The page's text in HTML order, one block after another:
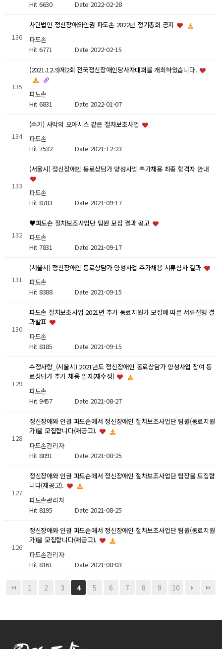
Hit 6630 Date 2022-02-28
136
사단법인 정신장애와인권 파도손 2022년 정기총회 공지
파도손
Hit 6771 Date 2022-02-15
135
(2021.12.9)제2회 전국정신장애인당사자대회를 개최하였습니다.
파도손
Hit 6831 Date 2022-01-07
134
(수기) 사막의 오아시스 같은 절차보조사업
파도손
Hit 7532 Date 2021-12-23
133
(서울시) 정신장애인 동료상담가 양성사업 추가채용 최종 합격자 안내
파도손
Hit 8783 Date 2021-09-17
132
♥파도손 절차보조사업단 팀원 모집 결과 공고
파도손
Hit 7831 Date 2021-09-17
131
(서울시) 정신장애인 동료상담가 양성사업 추가채용 서류심사 결과
파도손
Hit 8388 Date 2021-09-15
130
파도손 절차보조사업 2021년 추가 동료지원가 모집에 따른 서류전형 결
과발표
파도손
Hit 8185 Date 2021-09-15
129
수정사항_(서울시) 2021년도 정신장애인 동료상담가 양성사업 참여 동
료상담가 추가 채용 일자(재수정)
파도손
Hit 9457 Date 2021-08-27
128
정신장애와 인권 파도손에서 정신장애인 절차보조사업단 팀원(동료지원
가)을 모집합니다(재공고).
파도손관리자
Hit 8091 Date 2021-08-25
127
정신장애와 인권 파도손에서 정신장애인 절차보조사업단 팀장을 모집합
니다(재공고).
파도손관리자
Hit 8195 Date 2021-08-25
126
정신장애와 인권 파도손에서 정신장애인 절차보조사업단 팀원(동료지원
가)을 모집합니다(재공고).
파도손관리자
Hit 8161 Date 2021-08-03
1 2 3 4 5 6 7 8 9 10